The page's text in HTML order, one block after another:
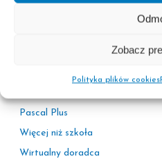
Zobacz
Polityka plików cookies
Informacje
Pascal Plus
Więcej niż szkoła
Wirtualny doradca